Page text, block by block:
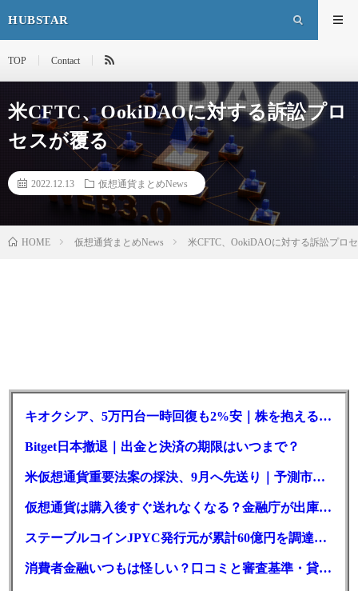
HUBSTAR
TOP Contact
米CFTC、OokiDAOに対する訴訟プロ
セスが覆る
2022.12.13 仮想通貨まとめNews
HOME 仮想通貨まとめNews 米CFTC、OokiDAOに対する訴訟プロ
キオクシア、5万円台一時回復も2%安｜株を抱える東芝は純利益30倍
Bitget日本撤退｜出金と決済の期限はいつまで？
米仮想通貨重要法案の採決、9月へ先送り｜予測市場の成立確率は14%に
仮想通貨は購入後すぐ送れなくなる？金融庁が出庫制限を要請
ステーブルコインJPYC発行元が累計60億円を調達、物流大手も出資参画
消費者金融いつもは怪しい？口コミと審査基準・貸付条件を調査